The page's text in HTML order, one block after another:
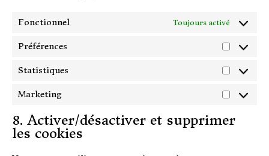
Fonctionnel Toujours activé
Préférences
Statistiques
Marketing
8. Activer/désactiver et supprimer
les cookies